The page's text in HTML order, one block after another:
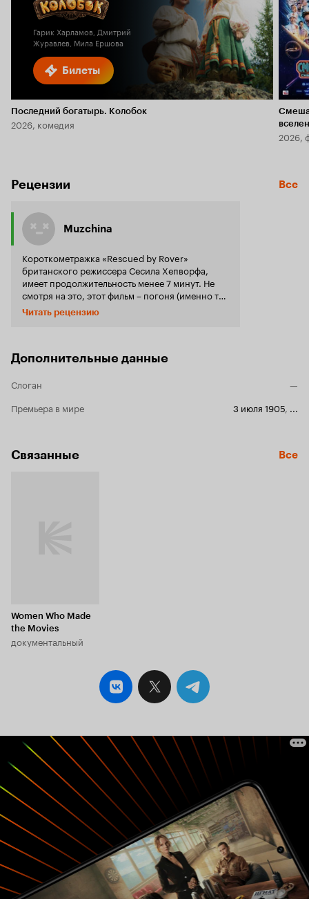
Билеты
Гарик Харламов, Дмитрий
Журавлев, Мила Ершова
Последний богатырь. Колобок
2026, комедия
5.8
2026,
Рецензии Все
Muzchina
Короткометражка «Rescued by Rover»
британского режиссера Сесила Хепворфа,
имеет продолжительность менее 7 минут. Не
смотря на это, этот фильм – погоня (именно так
правильно его называть) сыграл значительную
роль, вместе с более известным «Большим
монтажной склейки. С ее помощью фильм не
нас в пространстве и времени. Это отлично
находит украденную дочь хозяев и
использовался, как английскими так и
Читать рецензию
Дополнительные данные
Слоган
—
Премьера в мире
3 июля 1905, ...
Связанные Все
Women Who Made
the Movies
документальный